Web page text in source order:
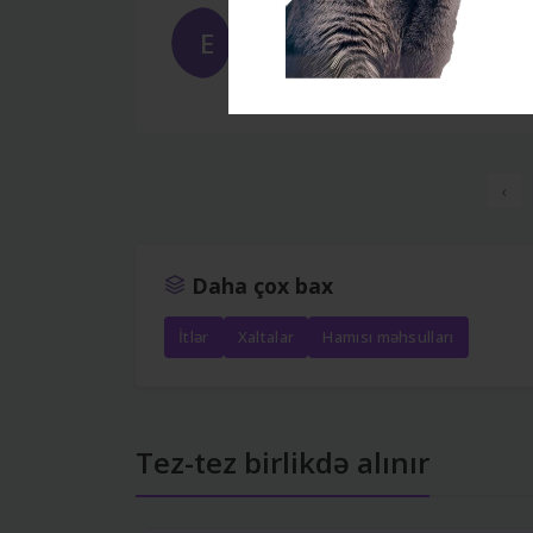
E
Bəyəndim
Elvin Feb 17, 2026
Möhkəm tikişi var, çəkməyə
‹
Daha çox bax
İtlər Xaltalar Hamısı məhsulları
Tez-tez birlikdə alınır